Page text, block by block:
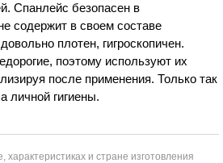
Спанлейс безопасен в
содержит в своем составе
плотен, гигроскопичен.
поэтому используют их
после применения. Только так
личной гигиены.
и стране изготовления